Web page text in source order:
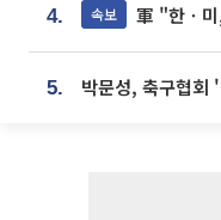
4. 속보 軍 "한ㆍ미,
5.